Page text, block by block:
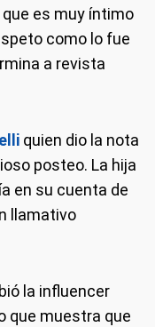
es muy íntimo
como lo fue
a revista
quien dio la nota
posteo. La hija
en su cuenta de
llamativo
la influencer
que muestra que